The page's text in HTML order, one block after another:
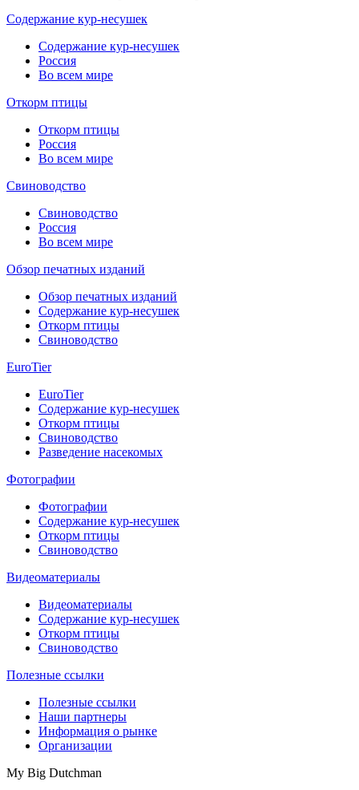
Содержание кур-несушек
Содержание кур-несушек
Россия
Во всем мире
Откорм птицы
Откорм птицы
Россия
Во всем мире
Свиноводство
Свиноводство
Россия
Во всем мире
Обзор печатных изданий
Обзор печатных изданий
Содержание кур-несушек
Откорм птицы
Свиноводство
EuroTier
EuroTier
Содержание кур-несушек
Откорм птицы
Свиноводство
Разведение насекомых
Фотографии
Фотографии
Содержание кур-несушек
Откорм птицы
Свиноводство
Видеоматериалы
Видеоматериалы
Содержание кур-несушек
Откорм птицы
Свиноводство
Полезные ссылки
Полезные ссылки
Наши партнеры
Информация о рынке
Организации
My Big Dutchman